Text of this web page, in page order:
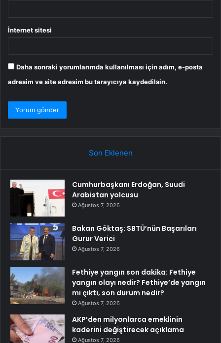
İnternet sitesi
Daha sonraki yorumlarımda kullanılması için adım, e-posta
adresim ve site adresim bu tarayıcıya kaydedilsin.
Son Eklenen
Cumhurbaşkanı Erdoğan, Suudi
Arabistan yolcusu
Ağustos 7, 2026
Bakan Göktaş: SBTÜ’nün Başarıları
Gurur Verici
Ağustos 7, 2026
Fethiye yangın son dakika: Fethiye
yangın olayı nedir? Fethiye’de yangın
mı çıktı, son durum nedir?
Ağustos 7, 2026
AKP’den milyonlarca emeklinin
kaderini değiştirecek açıklama
Ağustos 7, 2026